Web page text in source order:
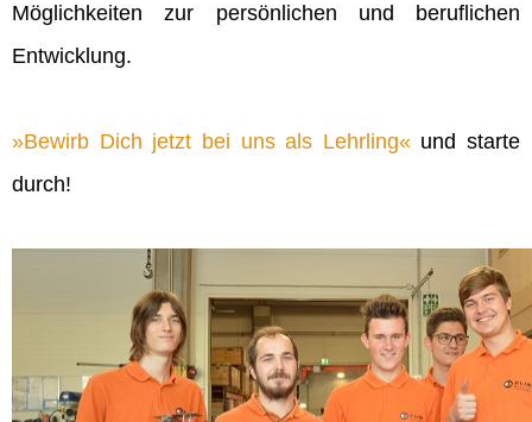
Möglichkeiten zur persönlichen und beruflichen
Entwicklung.
Bewirb Dich jetzt bei uns als Lehrling und starte
durch!